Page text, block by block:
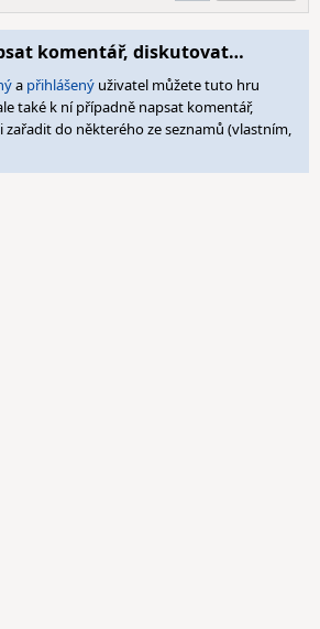
komentář, diskutovat…
a přihlášený uživatel můžete tuto hru
také k ní případně napsat komentář,
zařadit do některého ze seznamů (vlastním,